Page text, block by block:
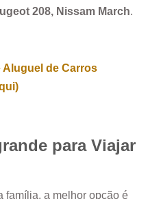
208, Nissam March.
de Carros
para Viajar
família, a melhor opção é